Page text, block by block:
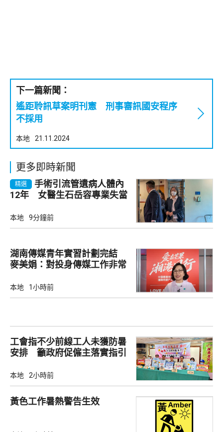
下一篇新聞：
遙距聆訊草案明刊憲 刑事審訊國安程序
不採用
本地 21.11.2024
更多即時新聞
精選
手術引流管遺病人體內
12年 女醫生石岳容專業失當
本地 9分鐘前
湖南傳媒青年實習計劃完結
麥美娟：對投身傳媒工作非常
本地 1小時前
工會指不少前線工人未獲防暑
安排 籲政府促僱主落實指引
本地 2小時前
黃色工作暑熱警告生效